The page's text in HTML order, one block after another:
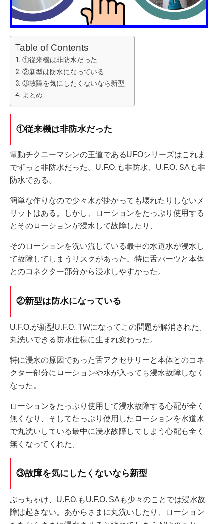
Table of Contents
①従来機は非防水だった
②新型は防水になっている
③故障を気にしたくないなら新型
まとめ
①従来機は非防水だった
電動チクニーマシンの王道であるUFOシリーズはこれま
でずっと非防水だった。U.F.O.も非防水、U.F.O. SAも非
防水である。
簡単な作りなので少々水が掛かっても壊れたりしないメ
リットはある。しかし、ローションをたっぷり使用する
とそのローションが浸水して故障したり、
そのローションを洗い流している最中の水道水が浸水し
て故障してしまうリスクがあった。特に舌パーツと本体
とのコネクター部分から浸水しやすかった。
②新型は防水になっている
U.F.O.が新型U.F.O. TWになってこの問題が解消された。
丸洗いできる防水仕様に生まれ変わった。
特に浸水の原因であった舌アクセサリーと本体とのコネ
クター部分にローションや水が入っても浸水故障しなく
なった。
ローションをたっぷり使用して浸水故障する心配が全く
無くなり、そしてたっぷり使用したローションを水道水
で丸洗いしている最中に浸水故障してしまう心配も全く
無くなってくれた。
③故障を気にしたくないなら新型
ぶっちゃけ、U.F.O.もU.F.O. SAも少々のことでは浸水故
障は起きない。あからさまに丸洗いしたり、ローション